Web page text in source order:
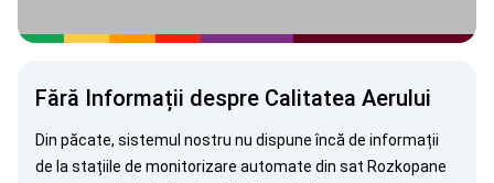
Fără Informații despre Calitatea Aerului
Din păcate, sistemul nostru nu dispune încă de informații
de la stațiile de monitorizare automate din sat Rozkopane